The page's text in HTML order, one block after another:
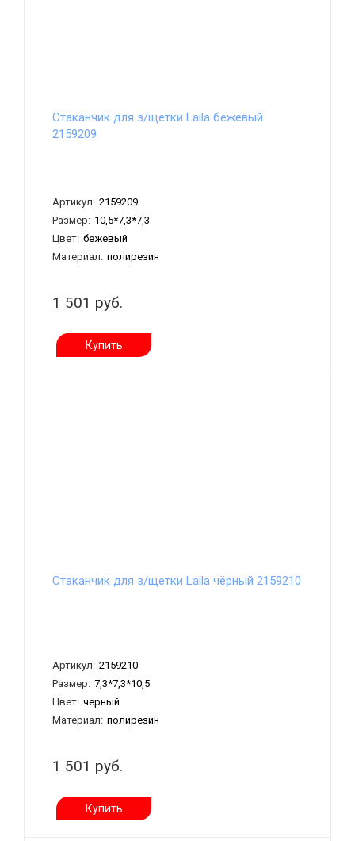
Стаканчик для з/щетки Laila бежевый
2159209
Артикул: 2159209
Размер: 10,5*7,3*7,3
Цвет: бежевый
Материал: полирезин
1 501 руб.
Купить
Стаканчик для з/щетки Laila чёрный 2159210
Артикул: 2159210
Размер: 7,3*7,3*10,5
Цвет: черный
Материал: полирезин
1 501 руб.
Купить